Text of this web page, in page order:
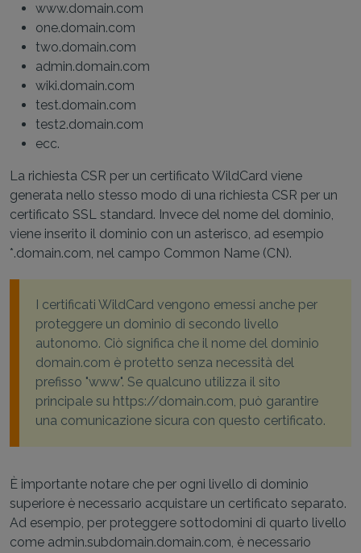
www.domain.com
one.domain.com
two.domain.com
admin.domain.com
wiki.domain.com
test.domain.com
test2.domain.com
ecc.
La richiesta CSR per un certificato WildCard viene
generata nello stesso modo di una richiesta CSR per un
certificato SSL standard. Invece del nome del dominio,
viene inserito il dominio con un asterisco, ad esempio
*.domain.com, nel campo Common Name (CN).
I certificati WildCard vengono emessi anche per
proteggere un dominio di secondo livello
autonomo. Ciò significa che il nome del dominio
domain.com è protetto senza necessità del
prefisso "www". Se qualcuno utilizza il sito
principale su https://domain.com, può garantire
una comunicazione sicura con questo certificato.
È importante notare che per ogni livello di dominio
superiore è necessario acquistare un certificato separato.
Ad esempio, per proteggere sottodomini di quarto livello
come admin.subdomain.domain.com, è necessario